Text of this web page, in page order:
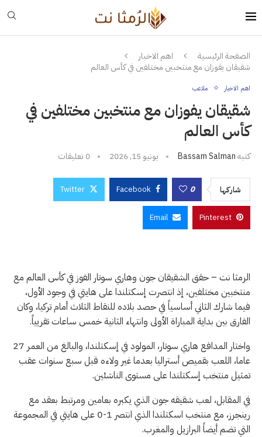
الصفحة الرئيسية
اهم الاخبار
شقيقان يفوزان مع منتخبين مختلفين في كأس العالم
اهم الاخبار ملاعب
شقيقان يفوزان مع منتخبين مختلفين في
كأس العالم
كتبهBassam Salman يونيو 15, 2026 0 تعليقات
شاركها 0
Facebook
Twitter
Pinterest
Email
الرمثا نت – حقق الشقيقان جون وهاري سوتار الفوز في كأس العالم مع
منتخبين مختلفين، إذ انتصرت إسكتلندا على هايتي في وجود الأول،
فيما شارك الثاني أساسياً في حصد بلاده للنقاط الثلاث أمام تركيا، وكان
الفارق بين بداية المباراة الأولى وانتهاء الثانية خمس ساعات تقريياً.
واختار المدافع هاري سوتار، المولود في إسكتلندا، والبالغ من العمر 27
عاما، اللعب بقميص أستراليا بعدما غير ولاءه قبل سبع سنوات عقب
تمثيل منتخب إسكتلندا على مستوى الناشئين.
في المقابل، لعب شقيقه جون الذي يكبره بعامين ومرتبط بعقد مع
رينجرز، مع منتخب اسكتلندا الذي انتصر 1-0 على هايتي في المجموعة
التي تضم أيضاً البرازيل والمغرب.